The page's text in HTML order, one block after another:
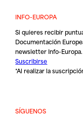
INFO-EUROPA
Si quieres recibir
Documentación
newsletter Info-Europa.
Suscribirse
*Al realizar la
SÍGUENOS